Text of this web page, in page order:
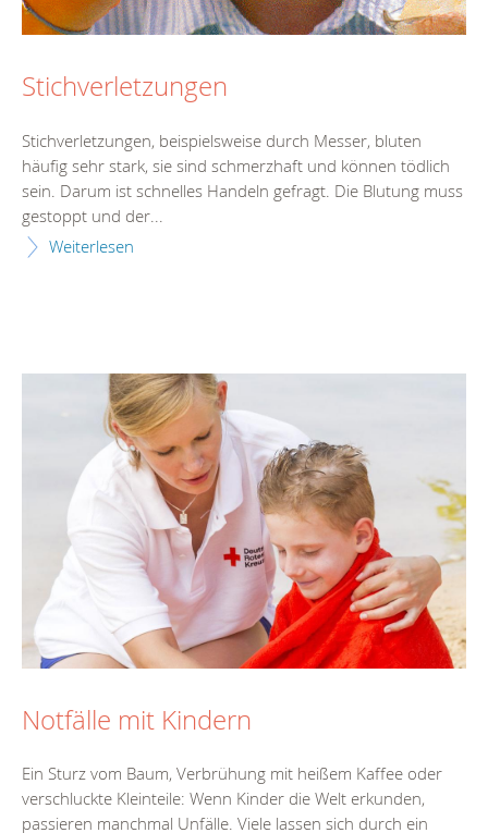
Stichverletzungen
Stichverletzungen, beispielsweise durch Messer, bluten
häufig sehr stark, sie sind schmerzhaft und können tödlich
sein. Darum ist schnelles Handeln gefragt. Die Blutung muss
gestoppt und der...
Weiterlesen
Notfälle mit Kindern
Ein Sturz vom Baum, Verbrühung mit heißem Kaffee oder
verschluckte Kleinteile: Wenn Kinder die Welt erkunden,
passieren manchmal Unfälle. Viele lassen sich durch ein